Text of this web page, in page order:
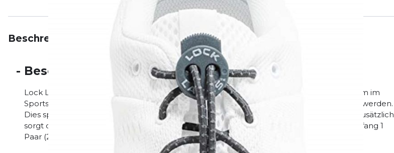
Beschreibung Eigenschaften Bewertungen
- Beschreibung
Lock Laces Schnürsystem. Dieses Schnürsystem garantiert eine gleichbleibende Passform im
Sportschuh. Besonderheiten Die Lock Laces müssen nur einmal eingefädelt und justiert werden.
Dies spart wertvolle Sekunden in der Wechselzone (z.B. beim Triathlon und Duathlon). Zusätzlich
sorgt der gleichbleibende Sitz der Schuhe für mehr Wohlbefinden beim Sport. Lieferumfang 1
Paar (2 Stück) Lock Laces (Länge ist frei einstellbar)